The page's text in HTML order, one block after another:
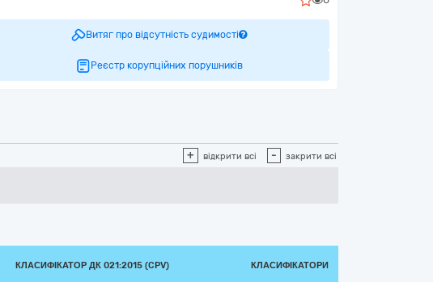
Витяг про відсутність судимості
Реєстр корупційних порушників
+ відкрити всі - закрити всі
КЛАСИФІКАТОР ДК 021:2015 (CPV) КЛАСИФІКАТОРИ